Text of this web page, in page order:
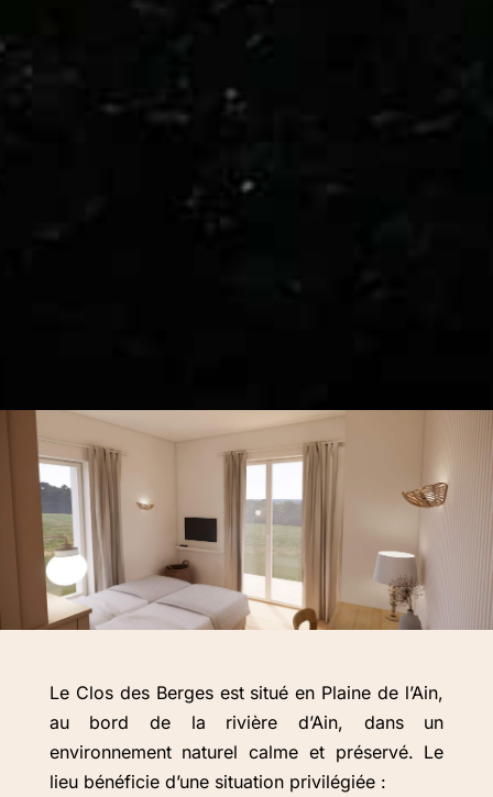
Le Clos des Berges est situé en Plaine de l’Ain,
au bord de la rivière d’Ain, dans un
environnement naturel calme et préservé. Le
lieu bénéficie d’une situation privilégiée :